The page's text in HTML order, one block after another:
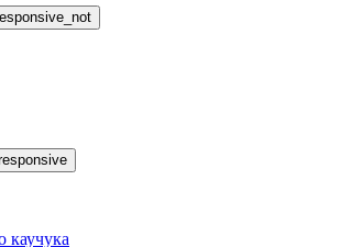
каучука